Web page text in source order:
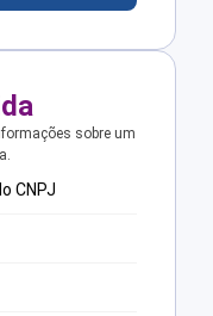
sobre um
CNPJ